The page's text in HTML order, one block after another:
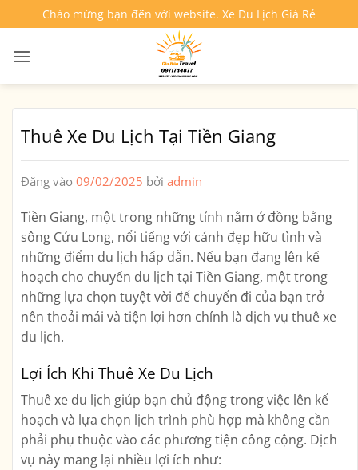
qua
nội
Chào mừng bạn đến với website. Xe Du Lịch Giá Rẻ
Thuê Xe Du Lịch Tại Tiền Giang
Đăng vào 09/02/2025 bởi admin
Tiền Giang, một trong những tỉnh nằm ở đồng bằng
sông Cửu Long, nổi tiếng với cảnh đẹp hữu tình và
những điểm du lịch hấp dẫn. Nếu bạn đang lên kế
hoạch cho chuyến du lịch tại Tiền Giang, một trong
những lựa chọn tuyệt vời để chuyến đi của bạn trở
nên thoải mái và tiện lợi hơn chính là dịch vụ thuê xe
du lịch.
Lợi Ích Khi Thuê Xe Du Lịch
Thuê xe du lịch giúp bạn chủ động trong việc lên kế
hoạch và lựa chọn lịch trình phù hợp mà không cần
phải phụ thuộc vào các phương tiện công cộng. Dịch
vụ này mang lại nhiều lợi ích như: